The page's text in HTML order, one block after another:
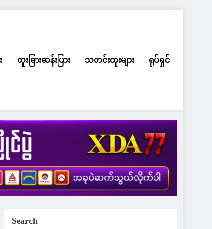
ထူးခြားဆန်းပြား သတင်းထူးများ ရုပ်ရှင်
Search